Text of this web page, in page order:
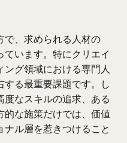
で、求められる人材の
ています。特にクリエイ
グ領域における専門人
る最重要課題です。し
なスキルの追求、ある
的な施策だけでは、価値
ル層を惹きつけること